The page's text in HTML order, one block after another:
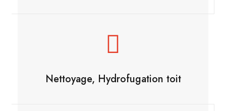
Nettoyage, Hydrofugation toit